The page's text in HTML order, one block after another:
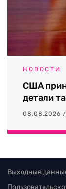
НОВОСТИ
США
детали
08.08.2026 /
Выходные